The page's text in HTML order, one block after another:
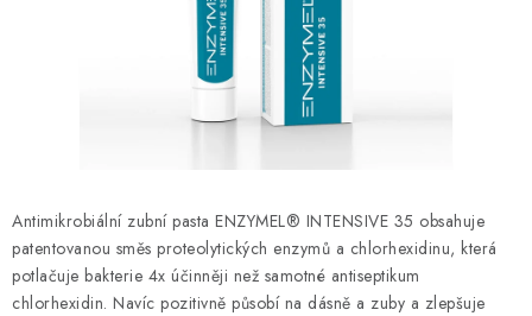
Antimikrobiální zubní pasta ENZYMEL® INTENSIVE 35 obsahuje
patentovanou směs proteolytických enzymů a chlorhexidinu, která
potlačuje bakterie 4x účinněji než samotné antiseptikum
chlorhexidin. Navíc pozitivně působí na dásně a zuby a zlepšuje